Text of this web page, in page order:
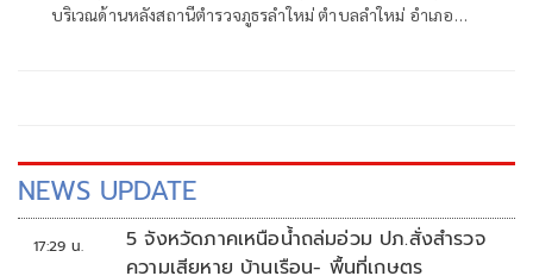
บริเวณด้านหลังสถานีตำรวจภูธรลำใหม่ ตำบลลำใหม่ อำเภอ
NEWS UPDATE
17:29 น.
5 จังหวัดภาคเหนือน้ำถล่มอ่วม ปภ.สั่งสำรวจ
ความเสียหาย บ้านเรือน- พื้นที่เกษตร